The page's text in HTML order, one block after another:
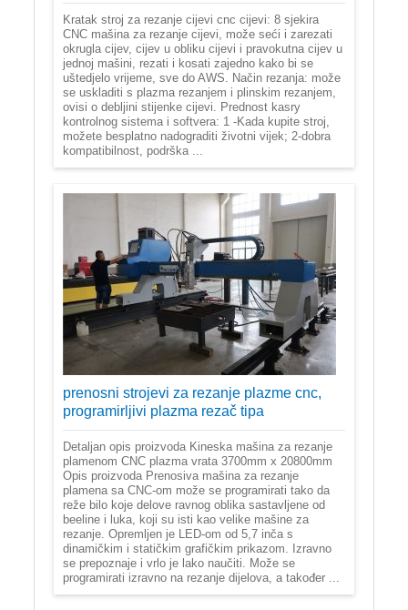
Kratak stroj za rezanje cijevi cnc cijevi: 8 sjekira
CNC mašina za rezanje cijevi, može seći i zarezati
okrugla cijev, cijev u obliku cijevi i pravokutna cijev u
jednoj mašini, rezati i kosati zajedno kako bi se
uštedjelo vrijeme, sve do AWS. Način rezanja: može
se uskladiti s plazma rezanjem i plinskim rezanjem,
ovisi o debljini stijenke cijevi. Prednost kasry
kontrolnog sistema i softvera: 1 -Kada kupite stroj,
možete besplatno nadograditi životni vijek; 2-dobra
kompatibilnost, podrška ...
prenosni strojevi za rezanje plazme cnc,
programirljivi plazma rezač tipa
Detaljan opis proizvoda Kineska mašina za rezanje
plamenom CNC plazma vrata 3700mm x 20800mm
Opis proizvoda Prenosiva mašina za rezanje
plamena sa CNC-om može se programirati tako da
reže bilo koje delove ravnog oblika sastavljene od
beeline i luka, koji su isti kao velike mašine za
rezanje. Opremljen je LED-om od 5,7 inča s
dinamičkim i statičkim grafičkim prikazom. Izravno
se prepoznaje i vrlo je lako naučiti. Može se
programirati izravno na rezanje dijelova, a također ...